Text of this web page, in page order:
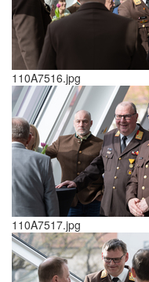
110A7516.jpg
110A7517.jpg